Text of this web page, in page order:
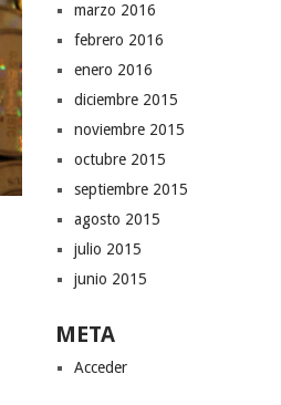
marzo 2016
febrero 2016
enero 2016
diciembre 2015
noviembre 2015
octubre 2015
septiembre 2015
agosto 2015
julio 2015
junio 2015
META
Acceder